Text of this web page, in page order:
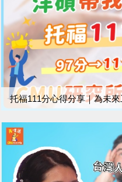
托福111分心得分享｜為未